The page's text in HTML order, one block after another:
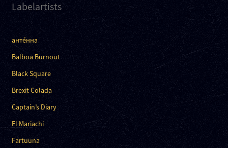
Labelartists
анте́нна
Balboa Burnout
Black Square
Brexit Colada
Captain’s Diary
El Mariachi
Fartuuna